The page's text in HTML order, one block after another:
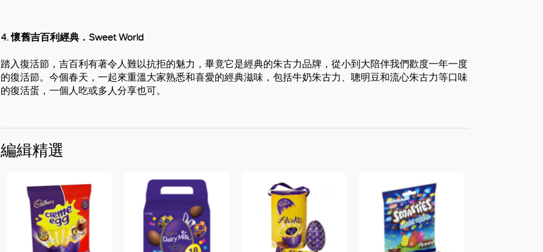
4. 懷舊吉百利經典．Sweet World
踏入復活節，吉百利有著令人難以抗拒的魅力，畢竟它是經典的朱古力品牌，從小到大陪伴我們歡度一年一度
的復活節。今個春天，一起來重溫大家熟悉和喜愛的經典滋味，包括牛奶朱古力、聰明豆和流心朱古力等口味
的復活蛋，一個人吃或多人分享也可。
編緝精選